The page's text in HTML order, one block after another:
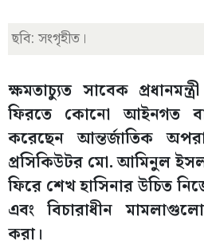
ছবি: সংগৃহীত।
ক্ষমতাচ্যুত সাবেক
ফিরতে কোনো আইনগত
করেছেন আন্তর্জাতিক
প্রসিকিউটর মো. আমিনুল
ফিরে শেখ হাসিনার উচিত
এবং বিচারাধীন
করা।